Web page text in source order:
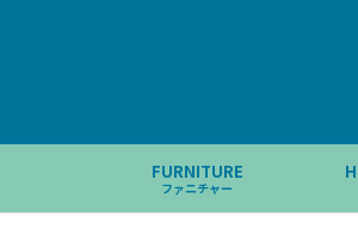
FURNITURE
ファニチャー